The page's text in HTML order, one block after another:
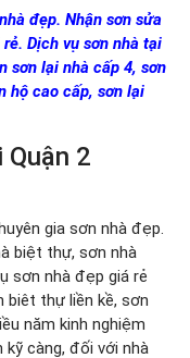
đẹp. Nhận sơn sửa
Dịch vụ sơn nhà tại
sơn lại nhà cấp 4, sơn
hộ cao cấp, sơn lại
Quận 2
gia sơn nhà đẹp.
biệt thự, sơn nhà
sơn nhà đẹp giá rẻ
biêt thự liền kề, sơn
năm kinh nghiệm
càng, đối với nhà